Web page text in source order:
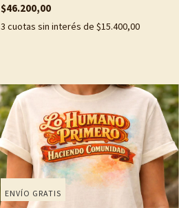
$46.200,00
3 cuotas sin interés de $15.400,00
ENVÍO GRATIS